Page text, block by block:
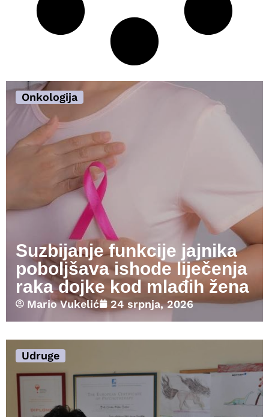
Onkologija
Suzbijanje funkcije jajnika
poboljšava ishode liječenja
raka dojke kod mlađih žena
Mario Vukelić 24 srpnja, 2026
Udruge